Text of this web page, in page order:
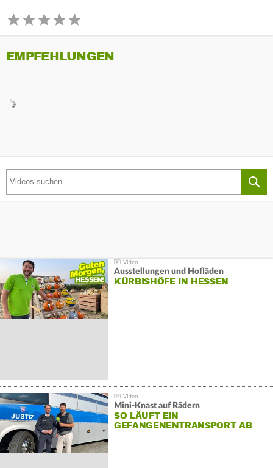
EMPFEHLUNGEN
Ausstellungen und Hofläden
KÜRBISHÖFE IN HESSEN
Mini-Knast auf Rädern
SO LÄUFT EIN
GEFANGENENTRANSPORT AB